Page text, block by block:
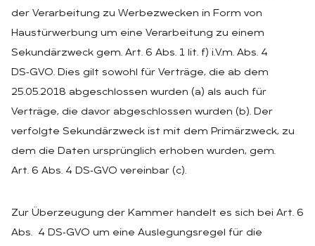
der Verarbeitung zu Werbezwecken in Form von
Haustürwerbung um eine Verarbeitung zu einem
Sekundärzweck gem. Art. 6 Abs. 1 lit. f) i.V.m. Abs. 4
DS‑GVO. Dies gilt sowohl für Verträge, die ab dem
25.05.2018 abgeschlossen wurden (a) als auch für
Verträge, die davor abgeschlossen wurden (b). Der
verfolgte Sekundärzweck ist mit dem Primärzweck, zu
dem die Daten ursprünglich erhoben wurden, gem.
Art. 6 Abs. 4 DS‑GVO vereinbar (c).
Zur Überzeugung der Kammer handelt es sich bei Art. 6
Abs. 4 DS‑GVO um eine Auslegungsregel für die